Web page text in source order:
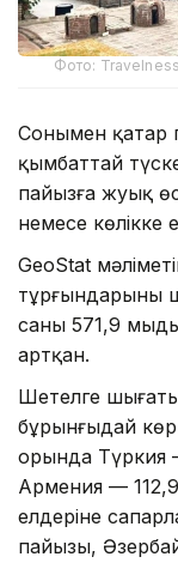
Фото: Travelness
Сонымен қатар
қымбаттай
пайызға жуық
немесе көлікке
GeoStat
тұрғындарының
саны 571,9
артқан.
Шетелге
бұрынғыдай
орында Түркия
Армения —
елдеріне
пайызы,